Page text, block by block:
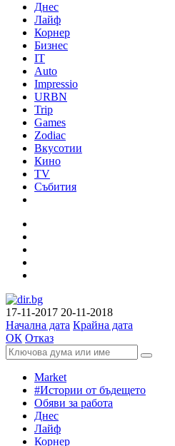
Днес
Лайф
Корнер
Бизнес
IT
Auto
Impressio
URBN
Trip
Games
Zodiac
Вкусотии
Кино
TV
Събития
17-11-2017 20-11-2018
Начална дата Крайна дата
ОК Отказ
Market
#Истории от бъдещето
Обяви за работа
Днес
Лайф
Корнер